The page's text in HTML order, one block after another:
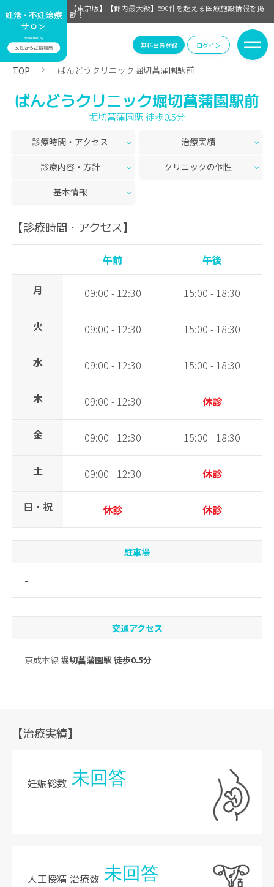
【東京版】【都内最大級】590件を超える医療施設情報を掲
載！
無料会員登録 ログイン
TOP ばんどうクリニック堀切菖蒲園駅前
ばんどうクリニック堀切菖蒲園駅前
堀切菖蒲園駅 徒歩0.5分
診療時間・アクセス 治療実績
診療内容・方針 クリニックの個性
基本情報
【診療時間・アクセス】
午前 午後
月 09:00 - 12:30 15:00 - 18:30
火 09:00 - 12:30 15:00 - 18:30
水 09:00 - 12:30 15:00 - 18:30
木 09:00 - 12:30 休診
金 09:00 - 12:30 15:00 - 18:30
土 09:00 - 12:30 休診
日・祝 休診 休診
駐車場
-
交通アクセス
京成本線堀切菖蒲園駅 徒歩0.5分
【治療実績】
妊娠総数 未回答
人工授精 治療数 未回答